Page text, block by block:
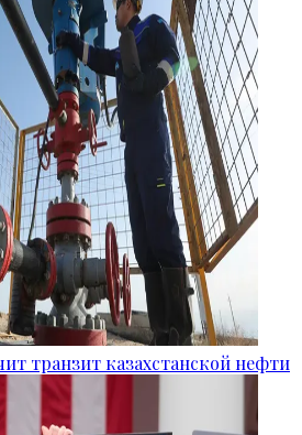
транзит казахстанской нефти